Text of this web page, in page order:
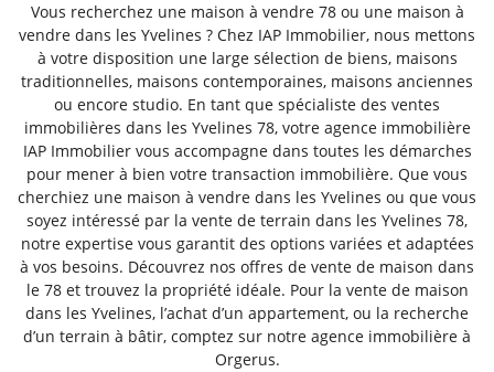
Vous recherchez une maison à vendre 78 ou une maison à
vendre dans les Yvelines ? Chez IAP Immobilier, nous mettons
à votre disposition une large sélection de biens, maisons
traditionnelles, maisons contemporaines, maisons anciennes
ou encore studio. En tant que spécialiste des ventes
immobilières dans les Yvelines 78, votre agence immobilière
IAP Immobilier vous accompagne dans toutes les démarches
pour mener à bien votre transaction immobilière. Que vous
cherchiez une maison à vendre dans les Yvelines ou que vous
soyez intéressé par la vente de terrain dans les Yvelines 78,
notre expertise vous garantit des options variées et adaptées
à vos besoins. Découvrez nos offres de vente de maison dans
le 78 et trouvez la propriété idéale. Pour la vente de maison
dans les Yvelines, l’achat d’un appartement, ou la recherche
d’un terrain à bâtir, comptez sur notre agence immobilière à
Orgerus.